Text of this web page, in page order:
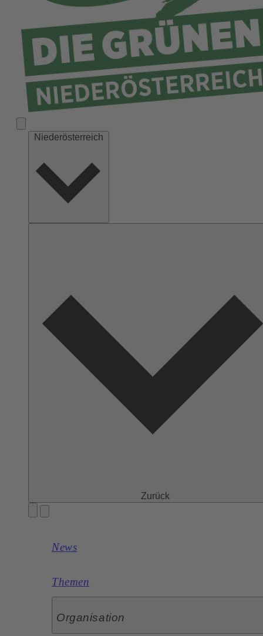
Niederösterreich
Zurück
News
Themen
Organisation